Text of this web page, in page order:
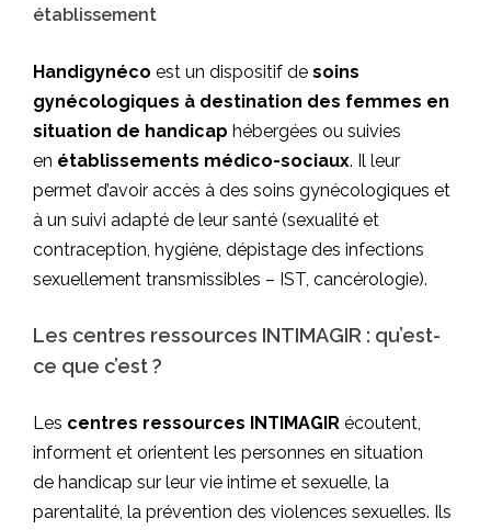
établissement
Handigynéco est un dispositif de soins
gynécologiques à destination des femmes en
situation de handicap hébergées ou suivies
en établissements médico-sociaux. Il leur
permet d’avoir accès à des soins gynécologiques et
à un suivi adapté de leur santé (sexualité et
contraception, hygiène, dépistage des infections
sexuellement transmissibles – IST, cancérologie).
Les centres ressources INTIMAGIR : qu’est-
ce que c’est ?
Les centres ressources INTIMAGIR écoutent,
informent et orientent les personnes en situation
de handicap sur leur vie intime et sexuelle, la
parentalité, la prévention des violences sexuelles. Ils